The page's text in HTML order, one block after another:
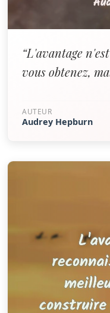
“L'avantage
vous obtenez,
AUTEUR
Audrey Hepburn